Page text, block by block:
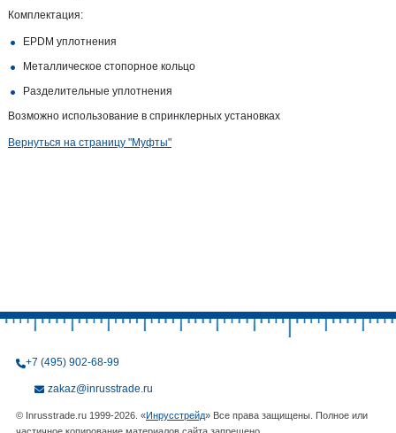
Комплектация:
EPDM уплотнения
Металлическое стопорное кольцо
Разделительные уплотнения
Возможно использование в спринклерных установках
Вернуться на страницу "Муфты"
+7 (495) 902-68-99
zakaz@inrusstrade.ru
© Inrusstrade.ru 1999-2026. «Инрусстрейд» Все права защищены. Полное или